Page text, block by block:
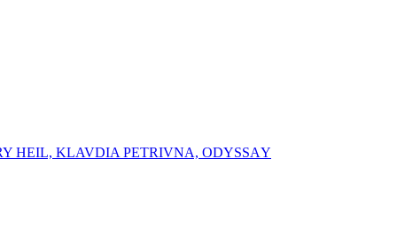
HEIL, ⁠⁠KLAVDIA PETRIVNA, ⁠ODYSSАY